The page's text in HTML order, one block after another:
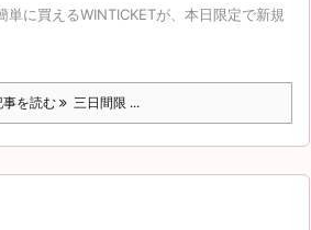
単に買えるWINTICKETが、本日限定で新規
事を読む 三日間限 ...